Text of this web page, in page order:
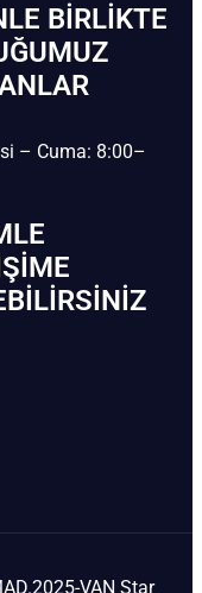
BIRLIKTE
– Cuma: 8:00–
VAN Star